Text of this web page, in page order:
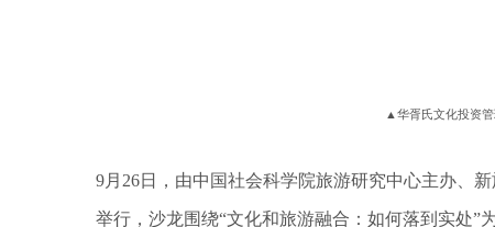
▲华胥氏文化投资
9月26日，由中国社会科学院旅游研究中心主办、
举行，沙龙围绕“文化和旅游融合：如何落到实处”